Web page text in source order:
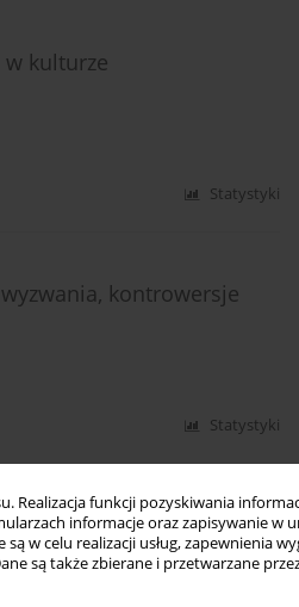
Realizacja funkcji pozyskiwania
informacje oraz zapisywanie w
w celu realizacji usług, zapewnienia
są także zbierane i przetwarzane
w kulturze
Statystyki
kontrowersje
Statystyki